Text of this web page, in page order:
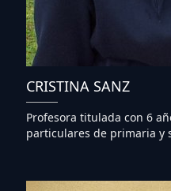
CRISTINA SANZ
Profesora titulada con 6
particulares de primaria y